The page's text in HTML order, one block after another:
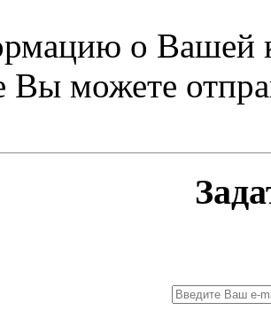
о Вашей
Вы можете